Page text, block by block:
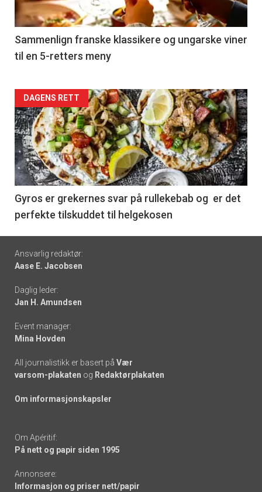
-
5
Sammenlign franske klassikere og ungarske viner
til en 5-retters meny
Forsiden
akkurat
nå
-
6
DAGENS RETT
Gyros er grekernes svar på rullekebab og er det
perfekte tilskuddet til helgekosen
Footer
-
links
Ansvarlig redaktør:
Aase E. Jacobsen
Daglig leder:
Jan H. Amundsen
Event manager:
Mina Hovden
All journalistikk er basert på Vær
varsom-plakaten og Redaktørplakaten
Om informasjonskapsler
Om Apéritif:
På nett og papir siden 1995
Annonsere:
Informasjon og priser nett/papir